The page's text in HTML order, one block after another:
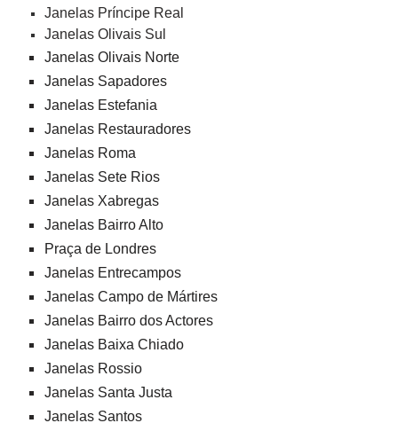
Janelas Príncipe Real
Janelas Olivais Sul
Janelas Olivais Norte
Janelas Sapadores
Janelas Estefania
Janelas Restauradores
Janelas Roma
Janelas Sete Rios
Janelas Xabregas
Janelas Bairro Alto
Praça de Londres
Janelas Entrecampos
Janelas Campo de Mártires
Janelas Bairro dos Actores
Janelas Baixa Chiado
Janelas Rossio
Janelas Santa Justa
Janelas Santos